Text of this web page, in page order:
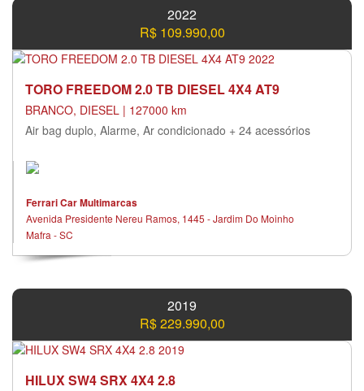
2022
R$ 109.990,00
TORO FREEDOM 2.0 TB DIESEL 4X4 AT9
BRANCO, DIESEL | 127000 km
Air bag duplo, Alarme, Ar condicionado + 24 acessórios
Ferrari Car Multimarcas
Avenida Presidente Nereu Ramos, 1445 - Jardim Do Moinho
Mafra - SC
2019
R$ 229.990,00
HILUX SW4 SRX 4X4 2.8